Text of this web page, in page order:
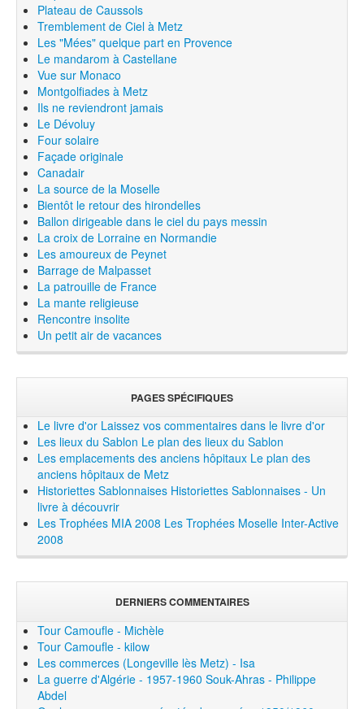
Plateau de Caussols
Tremblement de Ciel à Metz
Les "Mées" quelque part en Provence
Le mandarom à Castellane
Vue sur Monaco
Montgolfiades à Metz
Ils ne reviendront jamais
Le Dévoluy
Four solaire
Façade originale
Canadair
La source de la Moselle
Bientôt le retour des hirondelles
Ballon dirigeable dans le ciel du pays messin
La croix de Lorraine en Normandie
Les amoureux de Peynet
Barrage de Malpasset
La patrouille de France
La mante religieuse
Rencontre insolite
Un petit air de vacances
PAGES SPÉCIFIQUES
Le livre d'or Laissez vos commentaires dans le livre d'or
Les lieux du Sablon Le plan des lieux du Sablon
Les emplacements des anciens hôpitaux Le plan des
anciens hôpitaux de Metz
Historiettes Sablonnaises Historiettes Sablonnaises - Un
livre à découvrir
Les Trophées MIA 2008 Les Trophées Moselle Inter-Active
2008
DERNIERS COMMENTAIRES
Tour Camoufle - Michèle
Tour Camoufle - kilow
Les commerces (Longeville lès Metz) - Isa
La guerre d'Algérie - 1957-1960 Souk-Ahras - Philippe
Abdel